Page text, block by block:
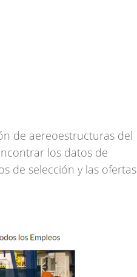
de aereoestructuras del
los datos de
de selección y las ofertas